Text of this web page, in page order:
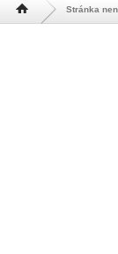
Hlavní stránka Stránka